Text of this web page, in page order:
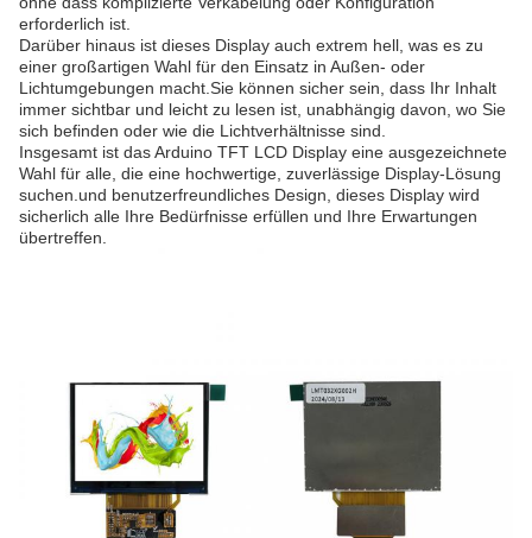
erforderlich ist.
Darüber hinaus ist dieses Display auch extrem hell, was es zu
einer großartigen Wahl für den Einsatz in Außen- oder
Lichtumgebungen macht.Sie können sicher sein, dass Ihr Inhalt
immer sichtbar und leicht zu lesen ist, unabhängig davon, wo Sie
sich befinden oder wie die Lichtverhältnisse sind.
Insgesamt ist das Arduino TFT LCD Display eine ausgezeichnete
Wahl für alle, die eine hochwertige, zuverlässige Display-Lösung
suchen.und benutzerfreundliches Design, dieses Display wird
sicherlich alle Ihre Bedürfnisse erfüllen und Ihre Erwartungen
übertreffen.